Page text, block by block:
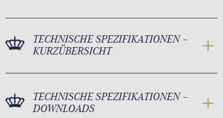
TECHNISCHE SPEZIFIKATIONEN –
KURZÜBERSICHT
TECHNISCHE SPEZIFIKATIONEN –
DOWNLOADS